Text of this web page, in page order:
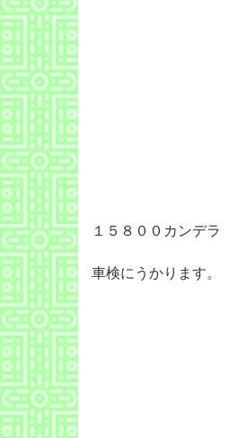
１５８００カンデラ
車検にうかります。